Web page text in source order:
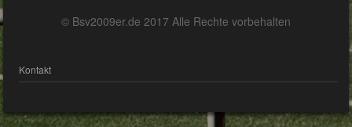
© Bsv2009er.de 2017 Alle Rechte vorbehalten
Kontakt